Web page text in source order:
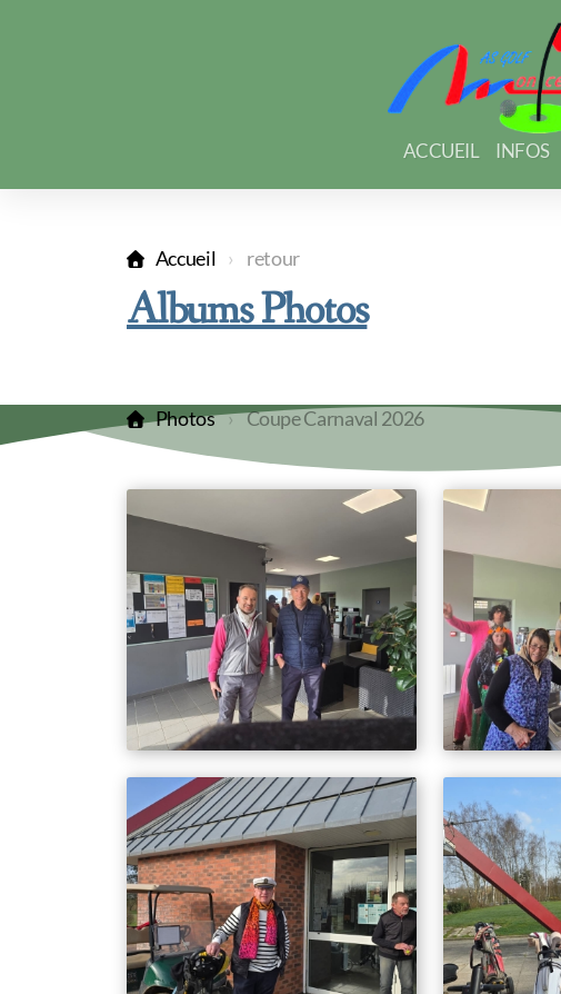
ACCUEIL INFOS
Accueil retour
Albums Photos
Photos Coupe Carnaval 2026